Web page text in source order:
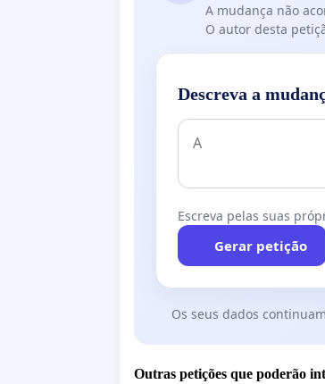
A mudança não
O autor desta
Descreva a
Escreva pelas suas
Gerar petição
Os seus dados
Outras petições que poderão